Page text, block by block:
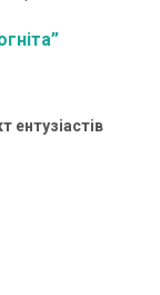
ентузіастів